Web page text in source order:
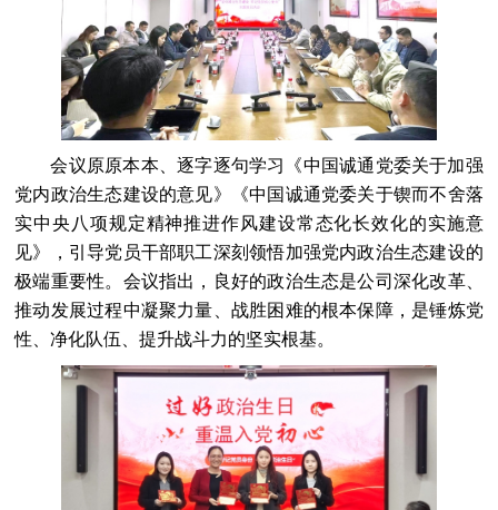
会议原原本本、逐字逐句学习《中国诚通党委关于加强
党内政治生态建设的意见》《中国诚通党委关于锲而不舍落
实中央八项规定精神推进作风建设常态化长效化的实施意
见》，引导党员干部职工深刻领悟加强党内政治生态建设的
极端重要性。会议指出，良好的政治生态是公司深化改革、
推动发展过程中凝聚力量、战胜困难的根本保障，是锤炼党
性、净化队伍、提升战斗力的坚实根基。